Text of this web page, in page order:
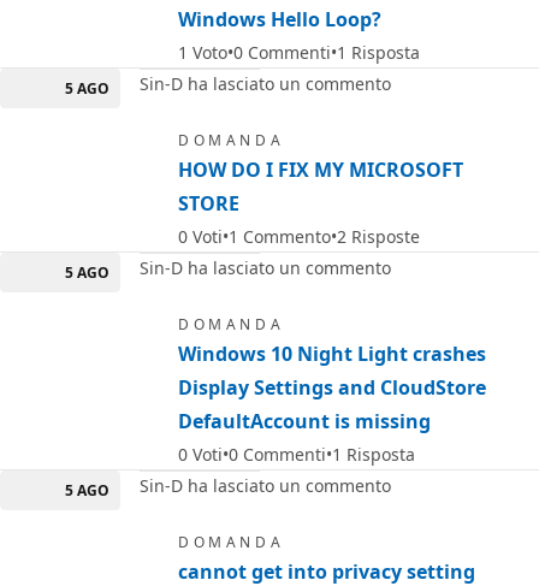
Windows Hello Loop?
1 Voto 0 Commenti 1 Risposta
5 AGO Sin-D ha lasciato un commento
DOMANDA
HOW DO I FIX MY MICROSOFT
STORE
0 Voti 1 Commento 2 Risposte
5 AGO Sin-D ha lasciato un commento
DOMANDA
Windows 10 Night Light crashes
Display Settings and CloudStore
DefaultAccount is missing
0 Voti 0 Commenti 1 Risposta
5 AGO Sin-D ha lasciato un commento
DOMANDA
cannot get into privacy setting